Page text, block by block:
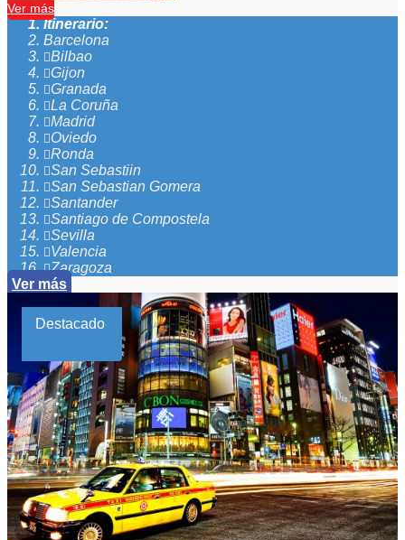
Ver más
Itinerario:
Barcelona
Bilbao
Gijon
Granada
La Coruña
Madrid
Oviedo
Ronda
San Sebastiin
San Sebastian Gomera
Santander
Santiago de Compostela
Sevilla
Valencia
Zaragoza
Ver más
Destacado